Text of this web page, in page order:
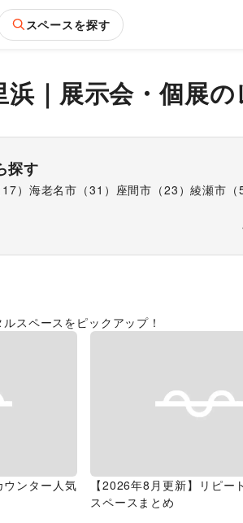
スペースを探す
浜｜ 展示会・個展の
探す
17） 海老名市 （31 ） 座間市 （23 ）綾瀬市 （
スペースをピックアップ！
ウンター人気
【2026年8月更新】リピー
スペースまとめ